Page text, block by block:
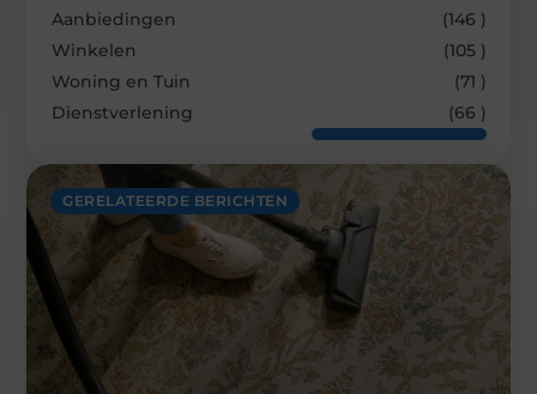
GERELATEERDE BERICHTEN
Aanbiedingen
(146 )
Winkelen
(105 )
Woning en Tuin
(71 )
Dienstverlening
(66 )